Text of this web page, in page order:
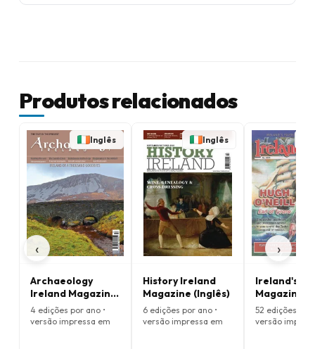
Produtos relacionados
‹
Inglês
Archaeology
Ireland Magazine
(Inglês)
4 edições por ano •
versão impressa em
Inglês
History Ireland
Magazine (Inglês)
6 edições por ano •
versão impressa em
Ireland's
Magazine
52 edições por
versão
›